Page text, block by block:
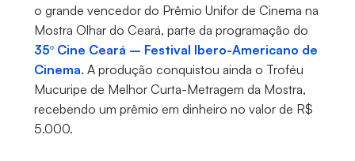
o grande vencedor do Prêmio Unifor de Cinema na
Mostra Olhar do Ceará, parte da programação do
35º Cine Ceará – Festival Ibero-Americano de
Cinema. A produção conquistou ainda o Troféu
Mucuripe de Melhor Curta-Metragem da Mostra,
recebendo um prêmio em dinheiro no valor de R$
5.000.